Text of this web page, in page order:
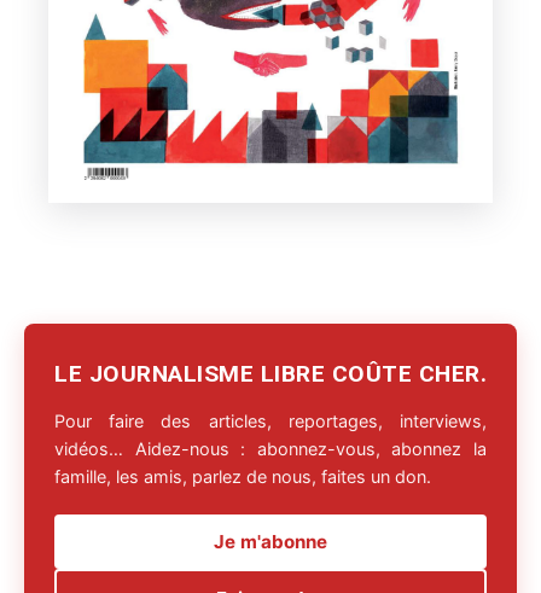
LE JOURNALISME LIBRE COÛTE CHER.
Pour faire des articles, reportages, interviews,
vidéos… Aidez-nous : abonnez-vous, abonnez la
famille, les amis, parlez de nous, faites un don.
Je m'abonne